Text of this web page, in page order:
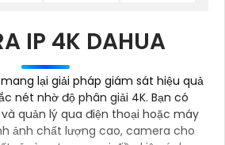
IP 4K DAHUA
lại giải pháp giám sát hiệu quả
nét nhờ độ phân giải 4K. Bạn có
quản lý qua điện thoại hoặc máy
ảnh chất lượng cao, camera cho